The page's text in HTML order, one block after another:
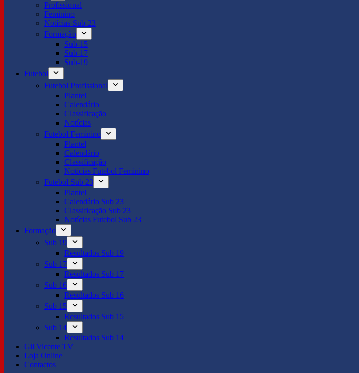
Profissional
Feminino
Notícias Sub-23
Formação
Sub-15
Sub-17
Sub-19
Futebol
Futebol Profissional
Plantel
Calendário
Classificação
Notícias
Futebol Feminino
Plantel
Calendário
Classificação
Notícias Futebol Feminino
Futebol Sub 23
Plantel
Calendário Sub 23
Classificação Sub 23
Notícias Futebol Sub 23
Formação
Sub 19
Resultados Sub 19
Sub 17
Resultados Sub 17
Sub 16
Resultados Sub 16
Sub 15
Resultados Sub 15
Sub 14
Resultados Sub 14
Gil Vicente TV
Loja Online
Contactos